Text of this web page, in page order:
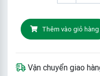
Thêm vào giỏ hàng
Vận chuyển giao